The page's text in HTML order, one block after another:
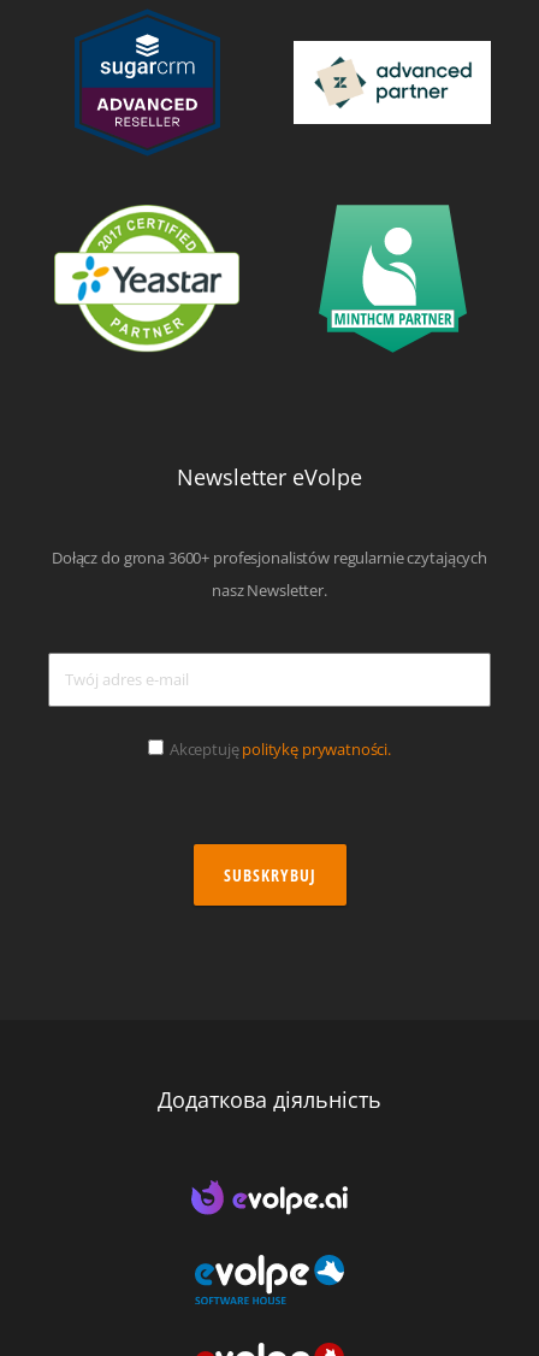
Newsletter eVolpe
Dołącz do grona 3600+ profesjonalistów regularnie czytających
nasz Newsletter.
Akceptujępolitykę prywatności.
SUBSKRYBUJ
Додаткова діяльність